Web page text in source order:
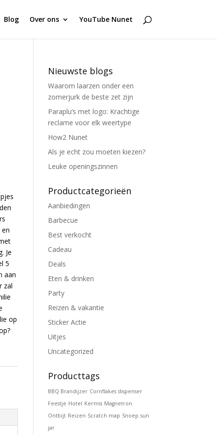
Blog Over ons YouTube Nunet
Je
5
aan
zal
op
Nieuwste blogs
Waarom laarzen onder een
zomerjurk de beste zet zijn
Paraplu’s met logo: Krachtige
reclame voor elk weertype
How2 Nunet
Als je echt zou moeten kiezen?
Leuke openingszinnen
Productcategorieën
Aanbiedingen
Barbecue
Best verkocht
Cadeau
Deals
Eten & drinken
Party
Reizen & vakantie
Sticker Actie
Uitjes
Uncategorized
Producttags
BBQ Brandijzer Cornflakes dispenser
Feestje Hotel Kermis Magnetron
Ontbijt Reizen Scratch map Snoep sun
jar